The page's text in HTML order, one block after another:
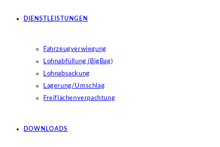
DIENSTLEISTUNGEN
Fahrzeugverwiegung
Lohnabfüllung (BigBag)
Lohnabsackung
Lagerung/Umschlag
Freiflächenverpachtung
DOWNLOADS